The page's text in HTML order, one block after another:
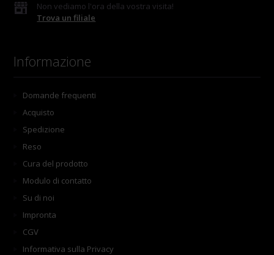
Non vediamo l'ora della vostra visita!
Trova un filiale
Informazione
Domande frequenti
Acquisto
Spedizione
Reso
Cura del prodotto
Modulo di contatto
Su di noi
Impronta
CGV
Informativa sulla Privacy